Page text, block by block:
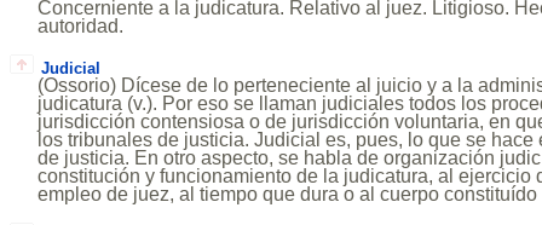
Concerniente a la judicatura. Relativo al juez. Litigioso.
autoridad.
Judicial
(Ossorio) Dícese de lo perteneciente al juicio y a la
judicatura (v.). Por eso se llaman judiciales todos los
jurisdicción contensiosa o de jurisdicción voluntaria, en
los tribunales de justicia. Judicial es, pues, lo que se
de justicia. En otro aspecto, se habla de organización
constitución y funcionamiento de la judicatura, al ejercicio
empleo de juez, al tiempo que dura o al cuerpo